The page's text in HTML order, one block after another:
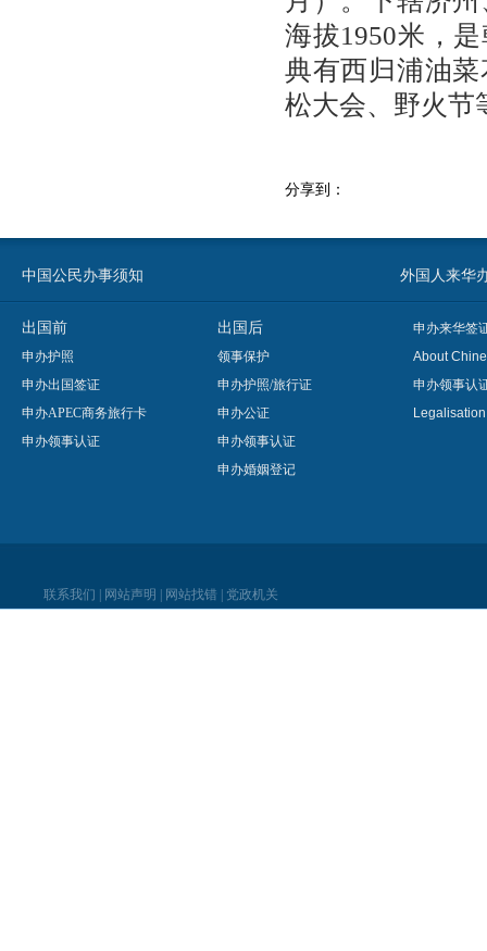
海拔1950米，
典有西归浦油
松大会、野火节
分享到：
中国公民办事须知 外国人来华
出国前
申办护照
申办出国签证
申办APEC商务旅行卡
申办领事认证
出国后
领事保护
申办护照/旅行证
申办公证
申办领事认证
申办婚姻登记
申办来华签
About
申办领事认
联系我们 网站声明 网站找错 党政机关